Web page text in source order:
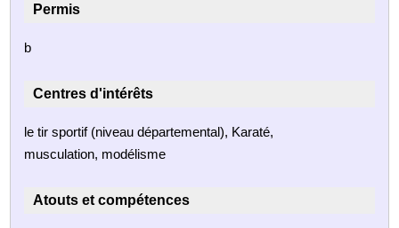
Permis
b
Centres d'intérêts
le tir sportif (niveau départemental), Karaté,
musculation, modélisme
Atouts et compétences